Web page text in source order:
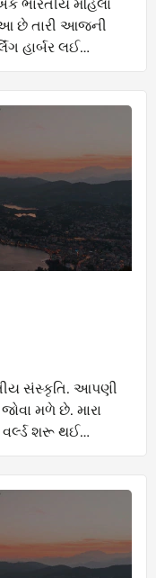
છે તારી આજની
હાર્બર લઈ
‘એન ઈન્ડિય
સંસ્કૃતિ. આપણી
મળે છે. મારા
વર્લ્ડ શરૂ થઈ